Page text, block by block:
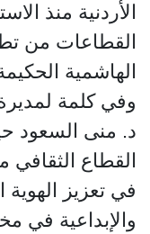
الأردنية منذ
القطاعات من
الهاشمية
وفي كلمة
د. منى السعود
القطاع
في تعزيز الهوية
والإبداعية في